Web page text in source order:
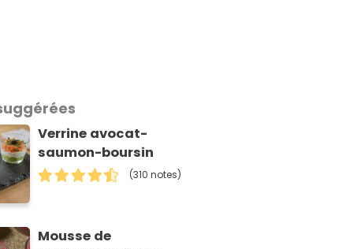
Verrine avocat-
saumon-boursin
(310 notes)
Mousse de